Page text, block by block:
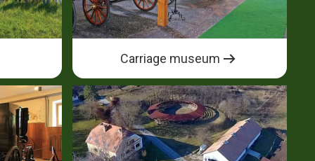
Carriage museum